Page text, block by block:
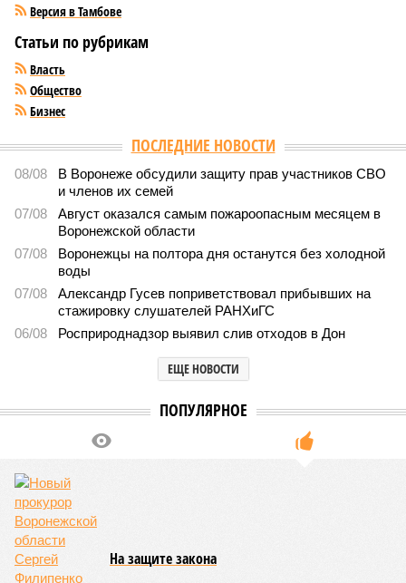
Версия в Тамбове
Статьи по рубрикам
Власть
Общество
Бизнес
ПОСЛЕДНИЕ НОВОСТИ
08/08
В Воронеже обсудили защиту прав участников СВО
и членов их семей
07/08
Август оказался самым пожароопасным месяцем в
Воронежской области
07/08
Воронежцы на полтора дня останутся без холодной
воды
07/08
Александр Гусев поприветствовал прибывших на
стажировку слушателей РАНХиГС
06/08
Росприроднадзор выявил слив отходов в Дон
ЕЩЕ НОВОСТИ
ПОПУЛЯРНОЕ
На защите закона